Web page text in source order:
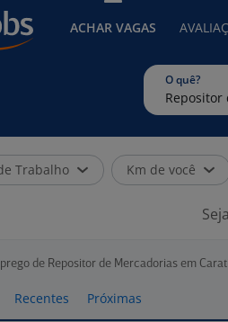
ACHAR VAGAS
O quê?
Trabalho Km de você
de Repositor de Mercadorias em
Recentes Próximas